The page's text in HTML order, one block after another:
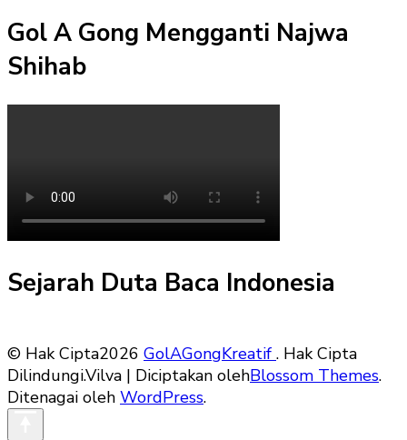
Gol A Gong Mengganti Najwa
Shihab
Sejarah Duta Baca Indonesia
© Hak Cipta2026 GolAGongKreatif . Hak Cipta
Dilindungi.Vilva | Diciptakan olehBlossom Themes.
Ditenagai oleh WordPress.